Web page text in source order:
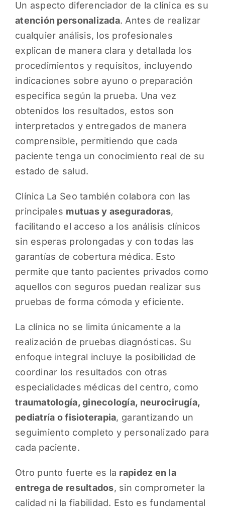
Un aspecto diferenciador de la clínica es su
atención personalizada. Antes de realizar
cualquier análisis, los profesionales
explican de manera clara y detallada los
procedimientos y requisitos, incluyendo
indicaciones sobre ayuno o preparación
específica según la prueba. Una vez
obtenidos los resultados, estos son
interpretados y entregados de manera
comprensible, permitiendo que cada
paciente tenga un conocimiento real de su
estado de salud.
Clínica La Seo también colabora con las
principales mutuas y aseguradoras,
facilitando el acceso a los análisis clínicos
sin esperas prolongadas y con todas las
garantías de cobertura médica. Esto
permite que tanto pacientes privados como
aquellos con seguros puedan realizar sus
pruebas de forma cómoda y eficiente.
La clínica no se limita únicamente a la
realización de pruebas diagnósticas. Su
enfoque integral incluye la posibilidad de
coordinar los resultados con otras
especialidades médicas del centro, como
traumatología, ginecología, neurocirugía,
pediatría o fisioterapia, garantizando un
seguimiento completo y personalizado para
cada paciente.
Otro punto fuerte es la rapidez en la
entrega de resultados, sin comprometer la
calidad ni la fiabilidad. Esto es fundamental